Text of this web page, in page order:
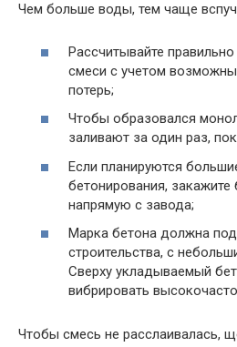
Чем больше воды, тем чаще
Рассчитывайте
смеси с учетом
потерь;
Чтобы образовался
заливают за один раз,
Если планируются
бетонирования, закажите
напрямую с завода;
Марка бетона должна
строительства, с
Сверху укладываемый
вибрировать
Чтобы смесь не расслаивалась,